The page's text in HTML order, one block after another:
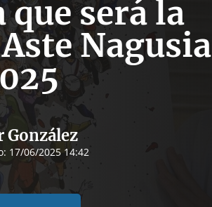
será la
Nagusia
González
17/06/2025 14:42